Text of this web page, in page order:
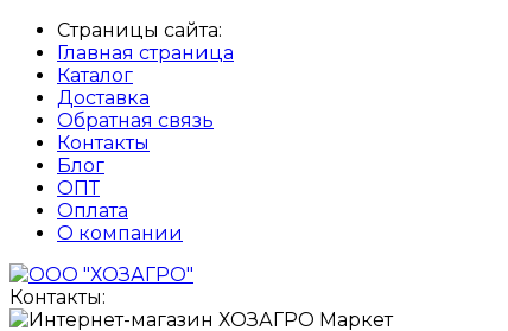
Страницы сайта:
Главная страница
Каталог
Доставка
Обратная связь
Контакты
Блог
ОПТ
Оплата
О компании
Контакты: